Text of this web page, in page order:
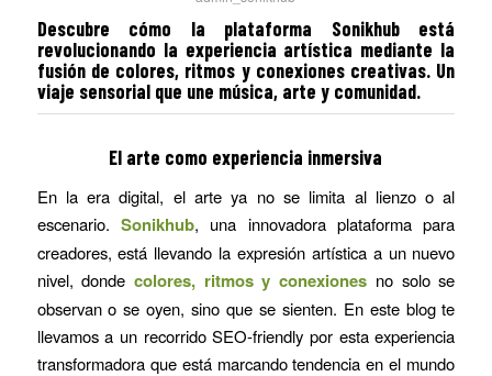
Descubre cómo la plataforma Sonikhub está
revolucionando la experiencia artística mediante la
fusión de colores, ritmos y conexiones creativas. Un
viaje sensorial que une música, arte y comunidad.
El arte como experiencia inmersiva
En la era digital, el arte ya no se limita al lienzo o al
escenario. Sonikhub, una innovadora plataforma para
creadores, está llevando la expresión artística a un nuevo
nivel, dondecolores, ritmos y conexiones no solo se
observan o se oyen, sino que se sienten. En este blog te
llevamos a un recorrido SEO-friendly por esta experiencia
transformadora que está marcando tendencia en el mundo